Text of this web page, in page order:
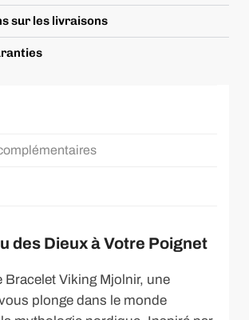
sur les livraisons
des Dieux à Votre Poignet
Bracelet Viking Mjolnir, une
plonge dans le monde